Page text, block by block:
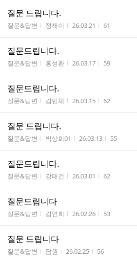
질문 드립니다.
게시판명
질문&답변 작성자
정재이 작성시간
26.03.21 조회수
61
질문드립니다.
게시판명
질문&답변 작성자
홍성환 작성시간
26.03.17 조회수
59
질문드립니다.
게시판명
질문&답변 작성자
김민채 작성시간
26.03.15 조회수
62
질문 드립니다.
게시판명
질문&답변 작성자
박상희01 작성시간
26.03.13 조회수
55
질문드립니다.
게시판명
질문&답변 작성자
강태건 작성시간
26.03.01 조회수
62
질문드립니다
게시판명
질문&답변 작성자
김연희 작성시간
26.02.26 조회수
53
질문 드립니다
게시판명
질문&답변 작성자
담원 작성시간
26.02.25 조회수
56